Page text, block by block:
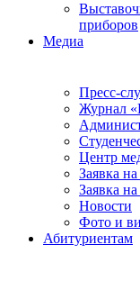
приборов
Медиа
Пресс-
Журнал
Центр
Заявка
Заявка
Новости
Фото и
Абитуриентам